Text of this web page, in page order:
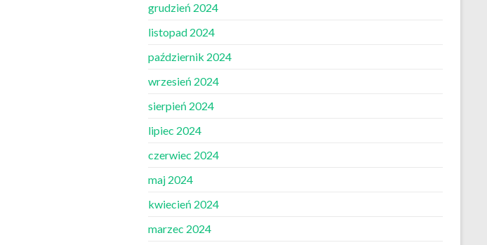
grudzień 2024
listopad 2024
październik 2024
wrzesień 2024
sierpień 2024
lipiec 2024
czerwiec 2024
maj 2024
kwiecień 2024
marzec 2024